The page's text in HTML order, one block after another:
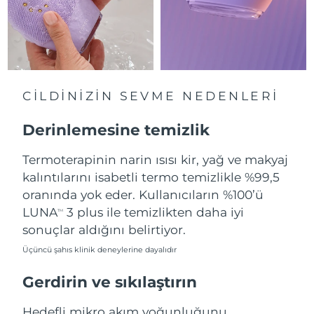
CİLDİNİZİN SEVME NEDENLERİ
Derinlemesine temizlik
Termoterapinin narin ısısı kir, yağ ve makyaj
kalıntılarını isabetli termo temizlikle %99,5
oranında yok eder. Kullanıcıların %100’ü
LUNATM
3 plus ile temizlikten daha iyi
sonuçlar aldığını belirtiyor.
Üçüncü şahıs klinik deneylerine dayalıdır
Gerdirin ve sıkılaştırın
Çin Makao ÖİB
Malezya
Malta Tahmini teslim tarihi 8/8/26
Meksika Tahmini teslim tarihi
Monako Tahmini teslim tarihi8/9/26
Hollanda Tahmini teslim tarihi8/8/26
Yeni Zelanda Tahmini teslim tarihi